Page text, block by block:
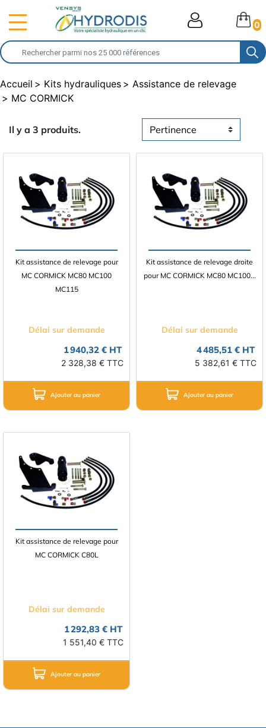
0
Accueil Kits hydrauliques
Assistance de relevage
MC CORMICK
Il y a 3 produits.
Kit assistance de relevage pour
MC CORMICK MC80 MC100
MC115
Délai sur demande
1 940,32 € HT
2 328,38 € TTC
Ajouter au panier
Kit assistance de relevage droite
pour MC CORMICK MC80 MC100...
Délai sur demande
4 485,51 € HT
5 382,61 € TTC
Ajouter au panier
Kit assistance de relevage pour
MC CORMICK C80L
Délai sur demande
1 292,83 € HT
1 551,40 € TTC
Ajouter au panier